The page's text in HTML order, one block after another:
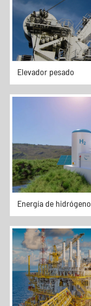
Elevador pesado
Energía de hidrógeno